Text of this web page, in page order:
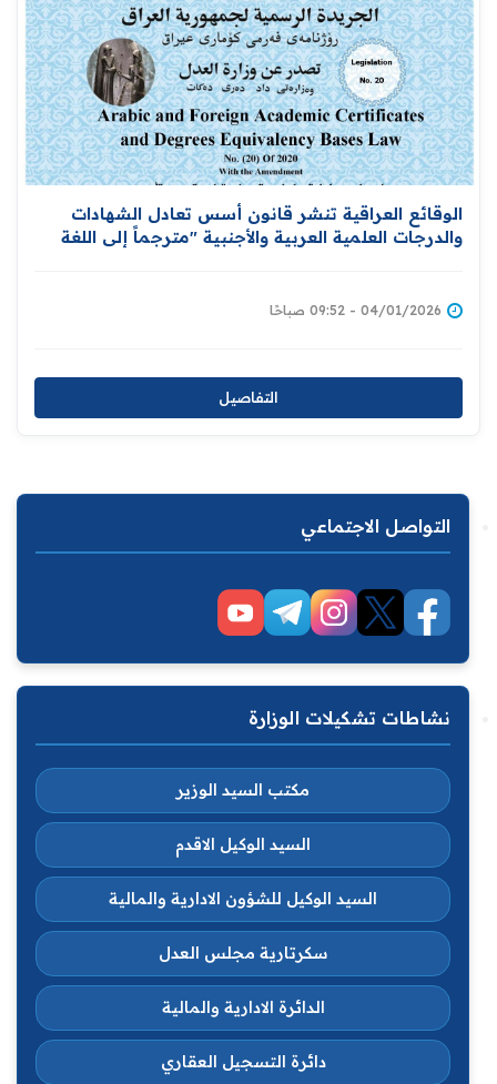
الوقائع العراقية تنشر قانون أسس تعادل الشهادات
والدرجات العلمية العربية والأجنبية "مترجماً إلى اللغة
04/01/2026 - 09:52 صباحًا
التفاصيل
التواصل الاجتماعي
نشاطات تشكيلات الوزارة
مكتب السيد الوزير
السيد الوكيل الاقدم
السيد الوكيل للشؤون الادارية والمالية
سكرتارية مجلس العدل
الدائرة الادارية والمالية
دائرة التسجيل العقاري